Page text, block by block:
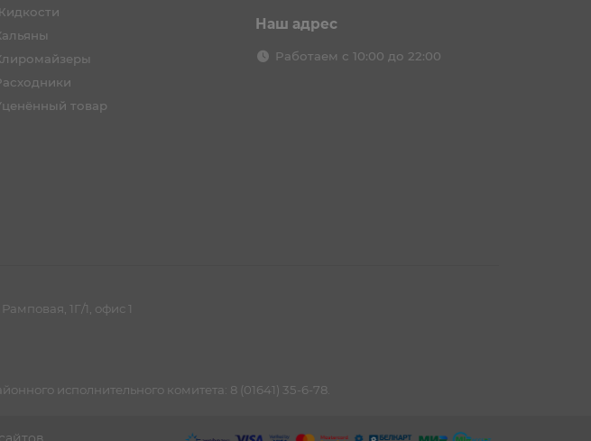
товар
Наш адрес
Работаем с 10:00 до 22:00
1Г/1, офис 1
исполнительного комитета: 8 (01641) 35-6-78.